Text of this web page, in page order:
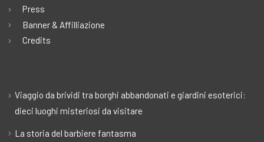
Press
Banner & Affilliazione
Credits
Viaggio da brividi tra borghi abbandonati e giardini esoterici:
dieci luoghi misteriosi da visitare
La storia del barbiere fantasma